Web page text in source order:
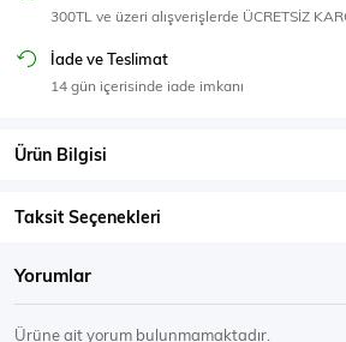
Eşofman Üstü
300TL ve üzeri alışverişlerde ÜCRETSİZ
İade ve Teslimat
14 gün içerisinde iade imkanı
Ürün Bilgisi
Taksit Seçenekleri
Yorumlar
Ürüne ait yorum bulunmamaktadır.